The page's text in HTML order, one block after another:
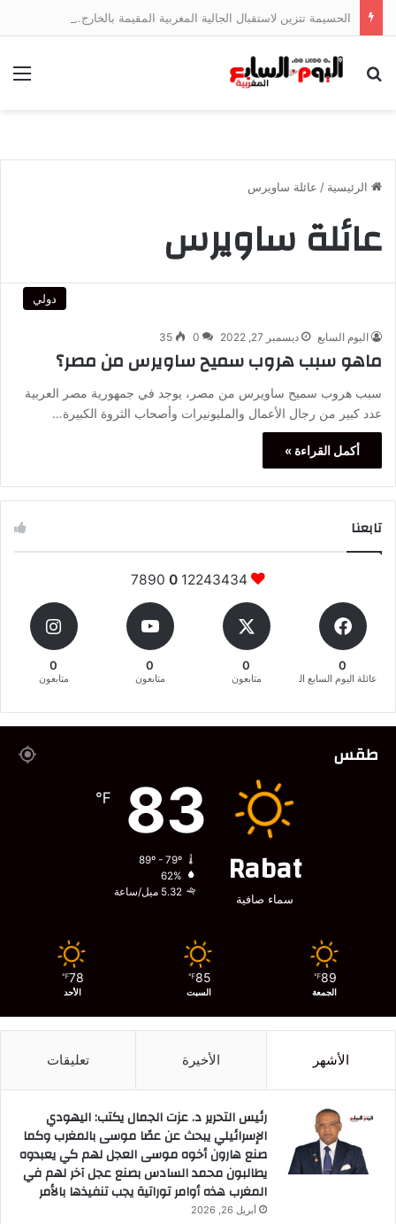
بحث عن
الرئيسية / عائلة ساويرس
عائلة ساويرس
دولي
اليوم السابع ديسمبر 27, 2022 0
35
ماهو سبب هروب سميح ساويرس من مصر؟
سبب هروب سميح ساويرس من مصر، يوجد في جمهورية مصر العربية
عدد كبير من رجال الأعمال والمليونيرات وأصحاب الثروة الكبيرة…
أكمل القراءة »
تابعنا
12243434
0
0
عائلة اليوم السابع المغربية
0
متابعون
0
متابعون
0
متابعون
طقس
Rabat
سماء صافية
83
℉
89º - 79º
62%
5.32 ميل/ساعة
89
℉
الجمعة
85
℉
السبت
78
℉
الأحد
الأشهر الأخيرة تعليقات
رئيس التحرير د. عزت الجمال يكتب: اليهودي
الإسرائيلي يبحث عن عصًا موسى بالمغرب وكما
صنع هارون أخوه موسى العجل لهم كي يعبدوه
يطالبون محمد السادس بصنع عجل آخر لهم في
المغرب هذه أوامر توراتية يجب تنفيذها بالأمر
أبريل 26, 2026